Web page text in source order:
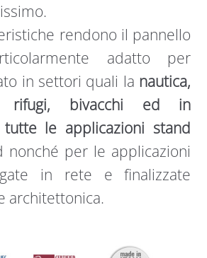
rendono il pannello
adatto per
in settori quali la nautica,
rifugi, bivacchi ed in
le applicazioni stand
nonché per le applicazioni
in rete e finalizzate
architettonica.